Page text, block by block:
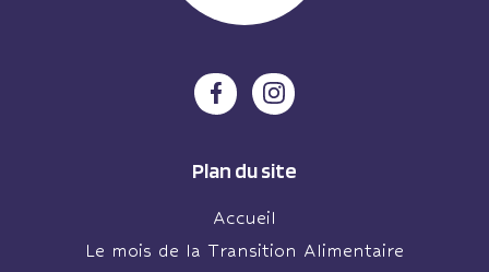
Plan du site
Accueil
Le mois de la Transition Alimentaire